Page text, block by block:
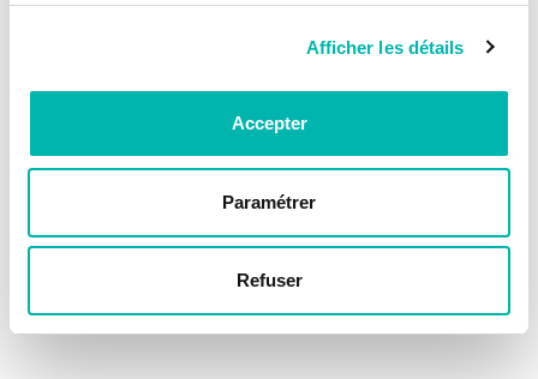
Afficher les détails
Accepter
Paramétrer
Refuser